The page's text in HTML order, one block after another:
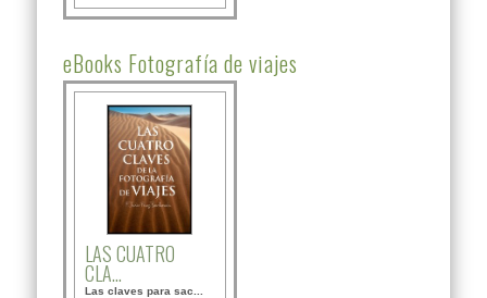
eBooks Fotografía de viajes
LAS CUATRO
CLA...
Las claves para sac...